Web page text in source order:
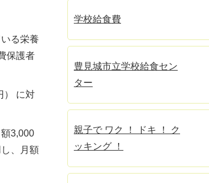
る栄養
保護者
） に対
3,000
、月額
学校給食費
豊見城市立学校給食セン
ター
親子で ワク ！ ドキ ！ ク
ッキング ！